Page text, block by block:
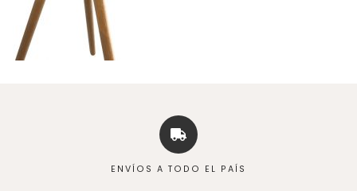
ENVÍOS A TODO EL PAÍS